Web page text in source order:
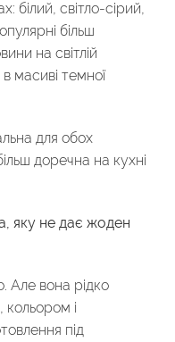
білий, світло-сірий,
більш
на світлій
в масиві темної
для обох
доречна на кухні
яку не дає жоден
Але вона рідко
кольором і
під